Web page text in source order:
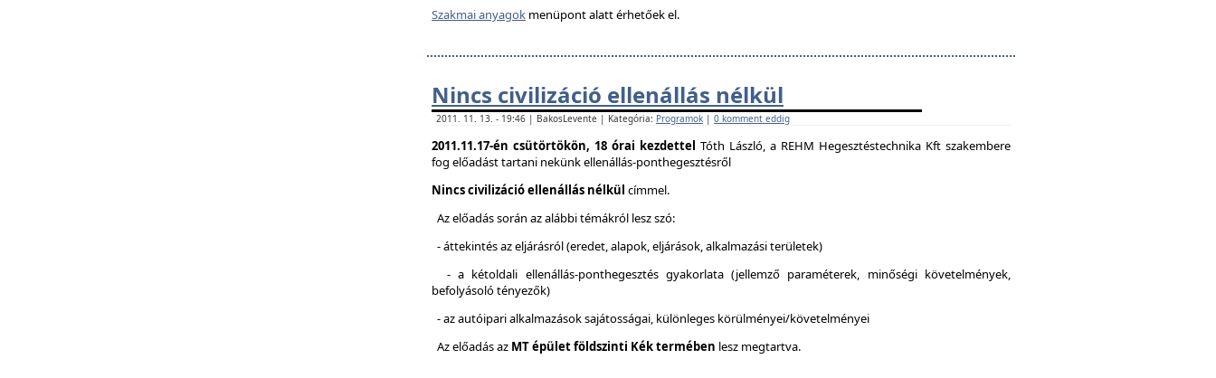
Szakmai anyagok menüpont alatt érhetőek el.
Nincs civilizáció ellenállás nélkül
2011. 11. 13. - 19:46 | BakosLevente | Kategória: Programok | 0 komment eddig
2011.11.17-én csütörtökön, 18 órai kezdettel Tóth László, a REHM Hegesztéstechnika Kft szakembere
fog előadást tartani nekünk ellenállás-ponthegesztésről
Nincs civilizáció ellenállás nélkül címmel.
Az előadás során az alábbi témákról lesz szó:
- áttekintés az eljárásról (eredet, alapok, eljárások, alkalmazási területek)
- a kétoldali ellenállás-ponthegesztés gyakorlata (jellemző paraméterek, minőségi követelmények,
befolyásoló tényezők)
- az autóipari alkalmazások sajátosságai, különleges körülményei/követelményei
Az előadás az MT épület földszinti Kék termében lesz megtartva.